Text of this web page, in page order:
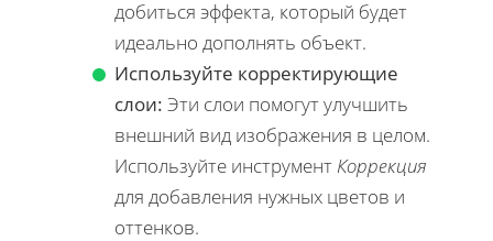
добиться эффекта, который будет
идеально дополнять объект.
Используйте корректирующие
слои: Эти слои помогут улучшить
внешний вид изображения в целом.
Используйте инструмент Коррекция
для добавления нужных цветов и
оттенков.